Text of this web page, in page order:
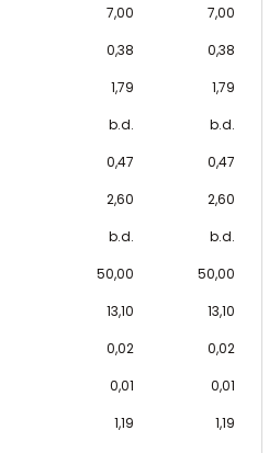
7,00
7,00
0,38
0,38
1,79
1,79
b.d.
b.d.
0,47
0,47
2,60
2,60
b.d.
b.d.
50,00
50,00
13,10
13,10
0,02
0,02
0,01
0,01
1,19
1,19